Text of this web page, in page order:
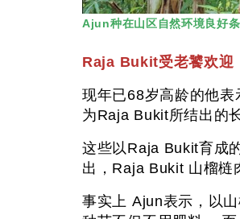
Ajun种在山区自然环境良好
Raja Bukit受老饕欢
现年已68岁高龄的他
为Raja Bukit所结出的
这些以Raja Bukit育成
出，Raja Bukit 山榴
事实上 Ajun表示，以